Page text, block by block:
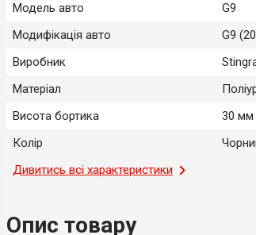
Модель авто
G9
Модифікація авто
G9
Виробник
Матеріал
Висота бортика
30 мм
Колір
Місце застосування
Країна-виробник
Дивитись всі характеристики
Опис товару